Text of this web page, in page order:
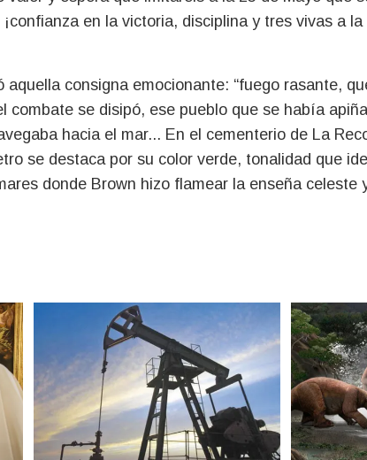
en la victoria, disciplina y tres vivas a la
aquella consigna emocionante: “fuego rasante,
combate se disipó, ese pueblo que se había
hacia el mar... En el cementerio de La
se destaca por su color verde, tonalidad que
donde Brown hizo flamear la enseña celeste